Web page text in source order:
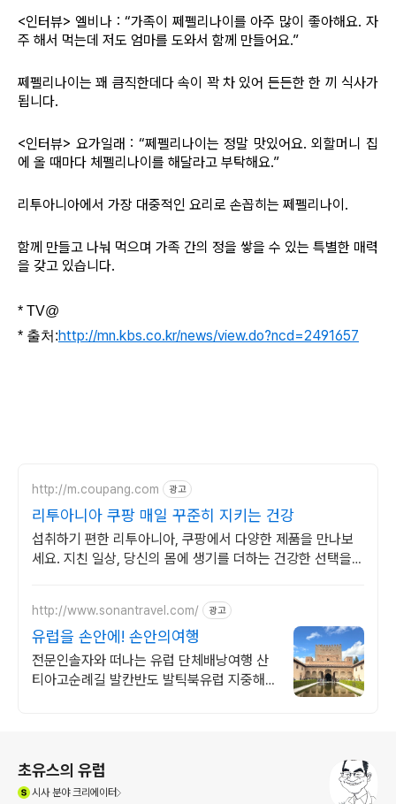
<인터뷰> 엘비나 : “가족이 쩨펠리나이를 아주 많이 좋아해요. 자
주 해서 먹는데 저도 엄마를 도와서 함께 만들어요.”
쩨펠리나이는 꽤 큼직한데다 속이 꽉 차 있어 든든한 한 끼 식사가
됩니다.
<인터뷰> 요가일래 : “쩨펠리나이는 정말 맛있어요. 외할머니 집
에 올 때마다 체펠리나이를 해달라고 부탁해요.”
리투아니아에서 가장 대중적인 요리로 손꼽히는 쩨펠리나이.
함께 만들고 나눠 먹으며 가족 간의 정을 쌓을 수 있는 특별한 매력
을 갖고 있습니다.
* TV@
* 출처:http://mn.kbs.co.kr/news/view.do?ncd=2491657
http://m.coupang.com 광고
리투아니아 쿠팡 매일 꾸준히 지키는 건강
섭취하기 편한 리투아니아, 쿠팡에서 다양한 제품을 만나보
세요. 지친 일상, 당신의 몸에 생기를 더하는 건강한 선택을
http://www.sonantravel.com/ 광고
유럽을 손안에! 손안의여행
전문인솔자와 떠나는 유럽 단체배낭여행 산
티아고순례길 발칸반도 발틱북유럽 지중해
초유스의 유럽
시사분야 크리에이터